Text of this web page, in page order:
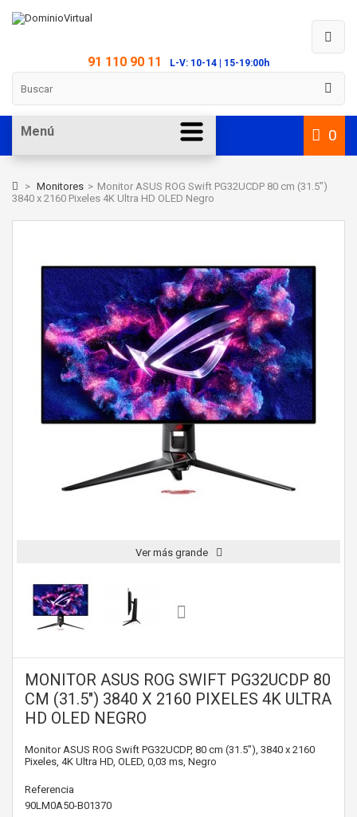
91 110 90 11 L-V: 10-14 | 15-19:00h
0
Menú
> Monitores > Monitor ASUS ROG Swift PG32UCDP 80 cm (31.5")
3840 x 2160 Pixeles 4K Ultra HD OLED Negro
Ver más grande
MONITOR ASUS ROG SWIFT PG32UCDP 80
CM (31.5") 3840 X 2160 PIXELES 4K ULTRA
HD OLED NEGRO
Monitor ASUS ROG Swift PG32UCDP, 80 cm (31.5"), 3840 x 2160
Pixeles, 4K Ultra HD, OLED, 0,03 ms, Negro
Referencia
90LM0A50-B01370